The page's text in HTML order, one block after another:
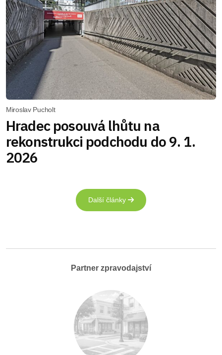
Miroslav Pucholt
Hradec posouvá lhůtu na
rekonstrukci podchodu do 9. 1.
2026
Další články
Partner zpravodajství